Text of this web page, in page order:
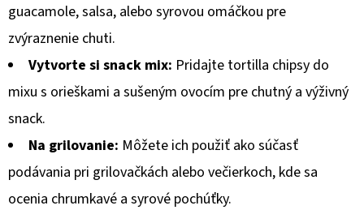
guacamole, salsa, alebo syrovou omáčkou pre
zvýraznenie chuti.
Vytvorte si snack mix: Pridajte tortilla chipsy do
mixu s orieškami a sušeným ovocím pre chutný a výživný
snack.
Na grilovanie: Môžete ich použiť ako súčasť
podávania pri grilovačkách alebo večierkoch, kde sa
ocenia chrumkavé a syrové pochúťky.